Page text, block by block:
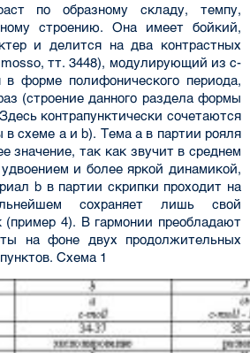
по образному складу, темпу,
строению. Она имеет бойкий,
и делится на два контрастных
тт. 34­48), модулирующий из c-
в форме полифонического периода,
(строение данного раздела формы
контрапунктически сочетаются
схеме а и b). Тема а в партии рояля
значение, так как звучит в среднем
и более яркой динамикой,
b в партии скрипки проходит на
сохраняет лишь свой
(пример 4). В гармонии преобла­дают
на фоне двух продолжительных
Схема 1